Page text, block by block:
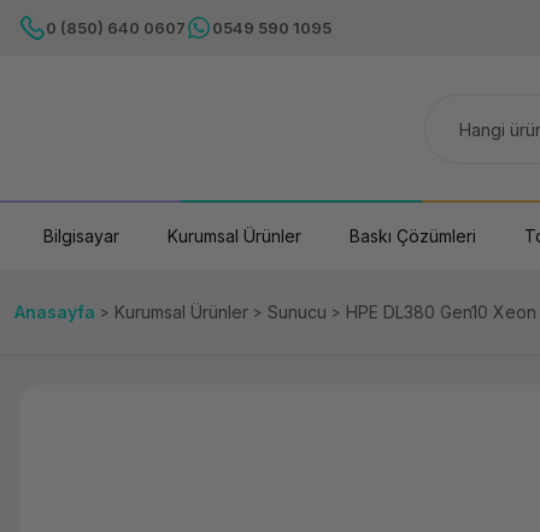
0 (850) 640 0607 0549 590 1095
Bilgisayar Kurumsal Ürünler Baskı Çözümleri
Anasayfa Kurumsal Ürünler Sunucu HPE DL380 Gen10